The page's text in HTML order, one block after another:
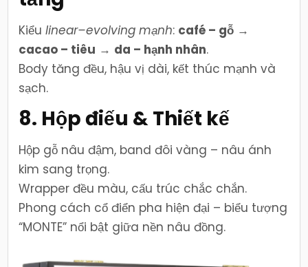
Kiểulinear–evolving mạnh: café – gỗ →
cacao – tiêu → da – hạnh nhân.
Body tăng đều, hậu vị dài, kết thúc mạnh và
sạch.
8. Hộp điếu & Thiết kế
Hộp gỗ nâu đậm, band đôi vàng – nâu ánh
kim sang trọng.
Wrapper đều màu, cấu trúc chắc chắn.
Phong cách cổ điển pha hiện đại – biểu tượng
“MONTE” nổi bật giữa nền nâu đồng.